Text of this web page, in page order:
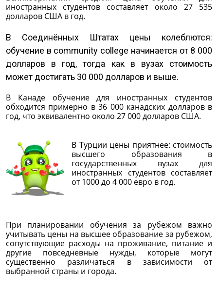
иностранных студентов составляет около 27 535
долларов США в год.
В Соединённых Штатах цены колеблются:
обучение в community college начинается от 8 000
долларов в год, тогда как в вузах стоимость
может достигать 30 000 долларов и выше.
В Канаде обучение для иностранных студентов
обходится примерно в 36 000 канадских долларов в
год, что эквивалентно около 27 000 долларов США.
В Турции цены приятнее: стоимость
высшего образования в
государственных вузах для
иностранных студентов составляет
от 1000 до 4 000 евро в год.
При планировании обучения за рубежом важно
учитывать цены на высшее образование за рубежом,
сопутствующие расходы на проживание, питание и
другие повседневные нужды, которые могут
существенно различаться в зависимости от
выбранной страны и города.